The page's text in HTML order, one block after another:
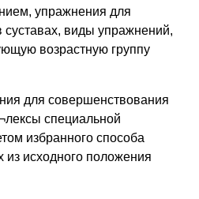
упражнения для
суставах, виды упражнений,
возрастную группу
для совершенствования
специальной
избранного способа
исходного положения